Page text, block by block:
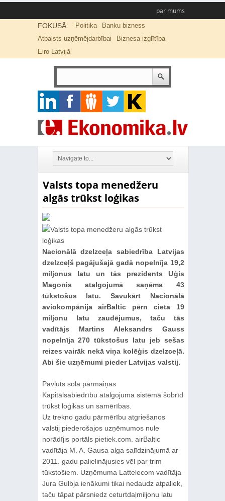
par mums
FOKUSĀ: Politika
Banku bizness
Atbalsts uzņēmējdarbībai
Biznesa izglītība
Eiro Latvijā
Valsts topa menedžeru
algās trūkst loģikas
Nacionālā dzelzceļa sabiedrība Latvijas
dzelzceļš pagājušajā gadā nopelnīja 19,2
miljonus latu un tās prezidents Uģis
Magonis atalgojumā saņēma 43
tūkstošus latu. Savukārt Nacionālā
aviokompānija airBaltic pērn cieta 19
miljonu latu zaudējumus, taču tās
vadītājs Martins Aleksandrs Gauss
nopelnīja 270 tūkstošus latu jeb sešas
reizes vairāk nekā viņa kolēģis dzelzceļā.
Abi šie uzņēmumi pieder Latvijas valstij.
Pavļuts sola pārmaiņas
Kapitālsabiedrību atalgojuma sistēmā šobrīd
trūkst loģikas un samērības.
Uz trekno gadu pārmērību atgriešanos
valstij piederošajos uzņēmumos nule
norādījis portāls pietiek.com. airBaltic
vadītāja M. A. Gausa alga salīdzinājumā ar
2011. gadu palielinājusies vēl par trim
tūkstošiem. Uzņēmuma Lattelecom vadītāja
Jura Gulbja ienākumi tikai nedaudz atpaliek,
taču tāpat pārsniedz ceturtdaļmiljonu latu